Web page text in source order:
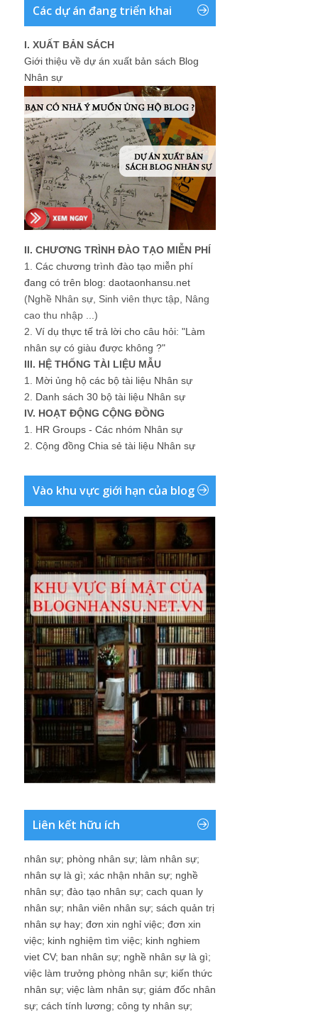
Các dự án đang triển khai
I. XUẤT BẢN SÁCH
Giới thiệu về dự án xuất bản sách Blog
Nhân sự
II. CHƯƠNG TRÌNH ĐÀO TẠO MIỄN PHÍ
1. Các chương trình đào tạo miễn phí
đang có trên blog: daotaonhansu.net
(Nghề Nhân sự, Sinh viên thực tập, Nâng
cao thu nhập ...)
2. Ví dụ thực tế trả lời cho câu hỏi: "Làm
nhân sự có giàu được không ?"
III. HỆ THỐNG TÀI LIỆU MẪU
1. Mời ủng hộ các bộ tài liệu Nhân sự
2. Danh sách 30 bộ tài liệu Nhân sự
IV. HOẠT ĐỘNG CỘNG ĐỒNG
1. HR Groups - Các nhóm Nhân sự
2. Cộng đồng Chia sẻ tài liệu Nhân sự
Vào khu vực giới hạn của blog
Liên kết hữu ích
nhân sự; phòng nhân sự; làm nhân sự;
nhân sự là gì; xác nhận nhân sự; nghề
nhân sự; đào tạo nhân sự; cach quan ly
nhân sự; nhân viên nhân sự; sách quản trị
nhân sự hay; đơn xin nghỉ việc; đơn xin
việc; kinh nghiệm tìm việc; kinh nghiem
viet CV; ban nhân sự; nghề nhân sự là gì;
việc làm trưởng phòng nhân sự; kiến thức
nhân sự; việc làm nhân sự; giám đốc nhân
sự; cách tính lương; công ty nhân sự;